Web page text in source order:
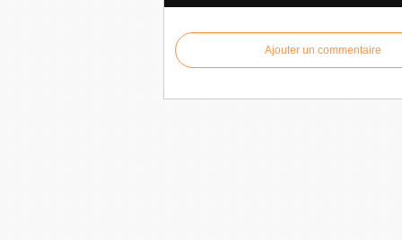
Ajouter un commentaire